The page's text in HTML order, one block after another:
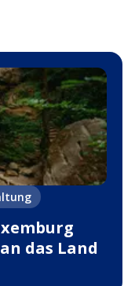
das Land